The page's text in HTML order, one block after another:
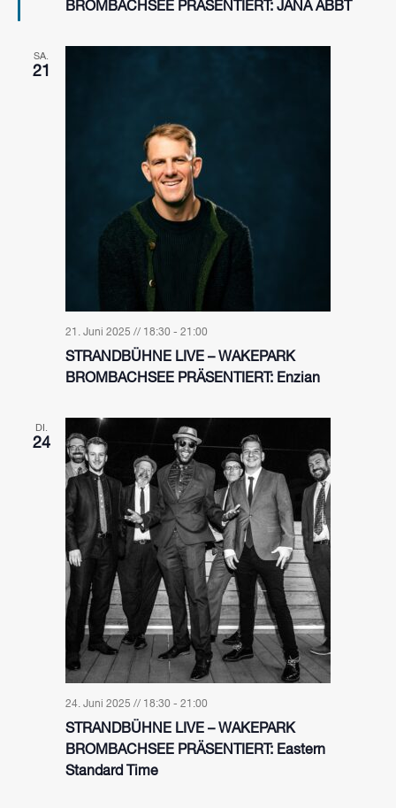
BROMBACHSEE PRÄSENTIERT: JANA ABBT
SA.
21
STRANDBÜHNE LIVE – WAKEPARK
BROMBACHSEE PRÄSENTIERT: Enzian
21. Juni 2025 // 18:30 - 21:00
DI.
24
STRANDBÜHNE LIVE – WAKEPARK
BROMBACHSEE PRÄSENTIERT: Eastern
Standard Time
24. Juni 2025 // 18:30 - 21:00